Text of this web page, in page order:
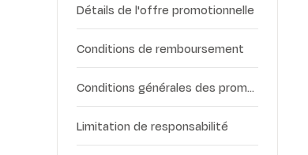
Détails de l'offre promotionnelle
Conditions de remboursement
Conditions générales des promotions et récompenses LemFi
Limitation de responsabilité